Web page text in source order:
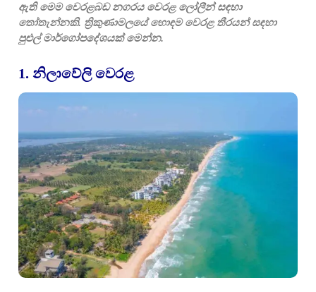
ඇති මෙම වෙරළබඩ නගරය වෙරළ ලෝලීන් සඳහා
තෝතැන්නකි. ත්‍රිකුණාමලයේ හොඳම වෙරළ තීරයන් සඳහා
පුළුල් මාර්ගෝපදේශයක් මෙන්න.
1. නිලාවේලි වෙරළ